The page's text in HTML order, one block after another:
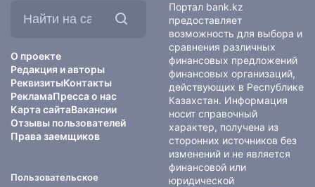
О проекте
Редакция и авторы
РеквизитыКонтакты
РекламаПресса о нас
Карта сайтаВакансии
Отзывы пользователей
Права заемщиков
Пользовательское
Портал bank.kz
предоставляет
возможность для выбора и
сравнения различных
финансовых предложений
финансовых организаций,
действующих в Республике
Казахстан. Информация
носит справочный
характер, получена из
сторонних источников без
изменений и не является
финансовой или
юридической